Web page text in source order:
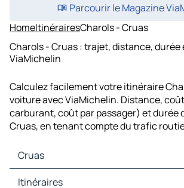
Parcourir le Magazine
HomeItinérairesCharols - Cruas
Charols - Cruas : trajet, distance, durée
ViaMichelin
Calculez facilement votre itinéraire
voiture avec ViaMichelin. Distance,
carburant, coût par passager) et durée
Cruas, en tenant compte du trafic
Cruas
Cruas Cartes et plans
Itinéraires